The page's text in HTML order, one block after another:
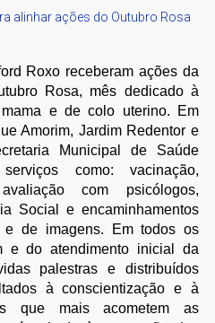
alinhar ações do Outubro Rosa
Roxo receberam ações da
Rosa, mês dedicado à
e de colo uterino. Em
Amorim, Jardim Redentor e
Municipal de Saúde
como: vacinação,
com psicólogos,
Social e encaminhamentos
e de imagens. Em todos os
e do atendimento inicial da
palestras e distribuídos
à conscientização e à
que mais acometem as